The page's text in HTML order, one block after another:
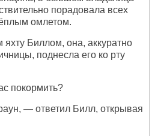
порадовала всех
омлетом.
Биллом, она, аккуратно
поднесла его ко рту
покормить?
— ответил Билл, открывая